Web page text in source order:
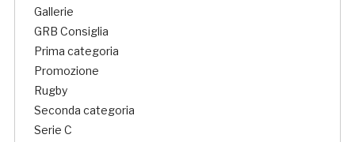
Gallerie
GRB Consiglia
Prima categoria
Promozione
Rugby
Seconda categoria
Serie C